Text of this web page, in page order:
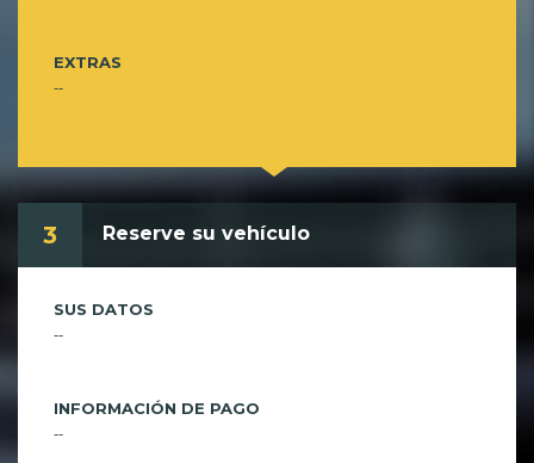
EXTRAS
--
3 Reserve su vehículo
SUS DATOS
--
INFORMACIÓN DE PAGO
--